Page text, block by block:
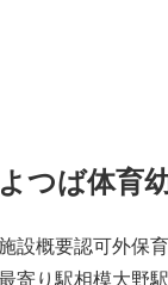
よつば体育
認可外保